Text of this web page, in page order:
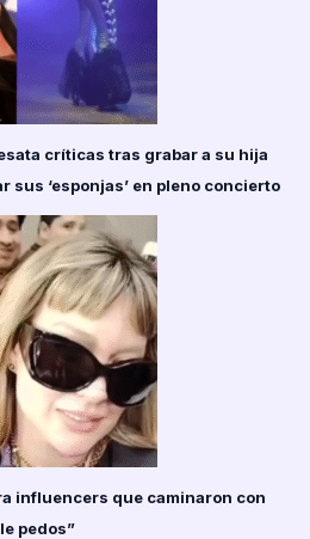
críticas tras grabar a su hija
sus ‘esponjas’ en pleno concierto
influencers que caminaron con
pedos”